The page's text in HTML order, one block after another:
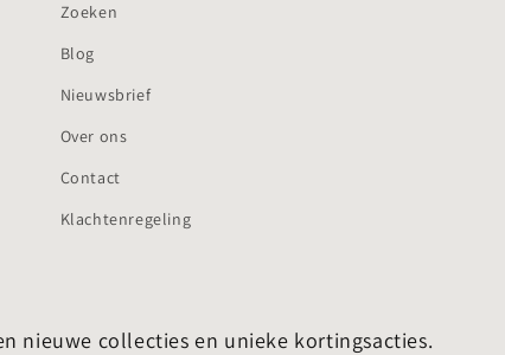
Zoeken
Blog
Nieuwsbrief
Over ons
Contact
Klachtenregeling
nieuwe collecties en unieke kortingsacties.